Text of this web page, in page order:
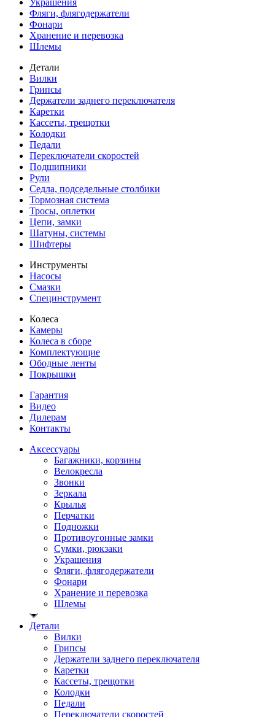
Украшения
Фляги, флягодержатели
Фонари
Хранение и перевозка
Шлемы
Детали
Вилки
Грипсы
Держатели заднего переключателя
Каретки
Кассеты, трещотки
Колодки
Педали
Переключатели скоростей
Подшипники
Рули
Седла, подседельные столбики
Тормозная система
Тросы, оплетки
Цепи, замки
Шатуны, системы
Шифтеры
Инструменты
Насосы
Смазки
Специнструмент
Колеса
Камеры
Колеса в сборе
Комплектующие
Ободные ленты
Покрышки
Гарантия
Видео
Дилерам
Контакты
Аксессуары
Багажники, корзины
Велокресла
Звонки
Зеркала
Крылья
Перчатки
Подножки
Противоугонные замки
Сумки, рюкзаки
Украшения
Фляги, флягодержатели
Фонари
Хранение и перевозка
Шлемы
Детали
Вилки
Грипсы
Держатели заднего переключателя
Каретки
Кассеты, трещотки
Колодки
Педали
Переключатели скоростей